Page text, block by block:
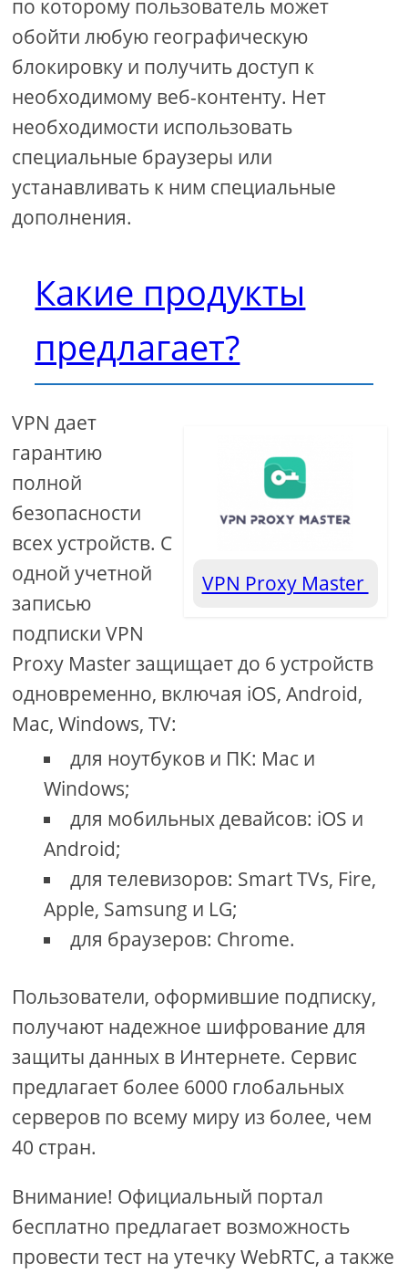
по которому пользователь может
обойти любую географическую
блокировку и получить доступ к
необходимому веб-контенту. Нет
необходимости использовать
специальные браузеры или
устанавливать к ним специальные
дополнения.
Какие продукты
предлагает?
VPN Proxy Master
VPN дает
гарантию
полной
безопасности
всех устройств. С
одной учетной
записью
подписки VPN
Proxy Master защищает до 6 устройств
одновременно, включая iOS, Android,
Mac, Windows, TV:
для ноутбуков и ПК: Mac и
Windows;
для мобильных девайсов: iOS и
Android;
для телевизоров: Smart TVs, Fire,
Apple, Samsung и LG;
для браузеров: Chrome.
Пользователи, оформившие подписку,
получают надежное шифрование для
защиты данных в Интернете. Сервис
предлагает более 6000 глобальных
серверов по всему миру из более, чем
40 стран.
Внимание! Официальный портал
бесплатно предлагает возможность
провести тест на утечку WebRTC, а также